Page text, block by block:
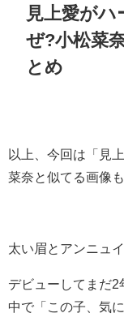
見上愛が
ぜ?小松菜
とめ
以上、今回は「 見
菜奈と似てる画像
太い眉とアンニュ
デビューしてまだ
中で「この子、気